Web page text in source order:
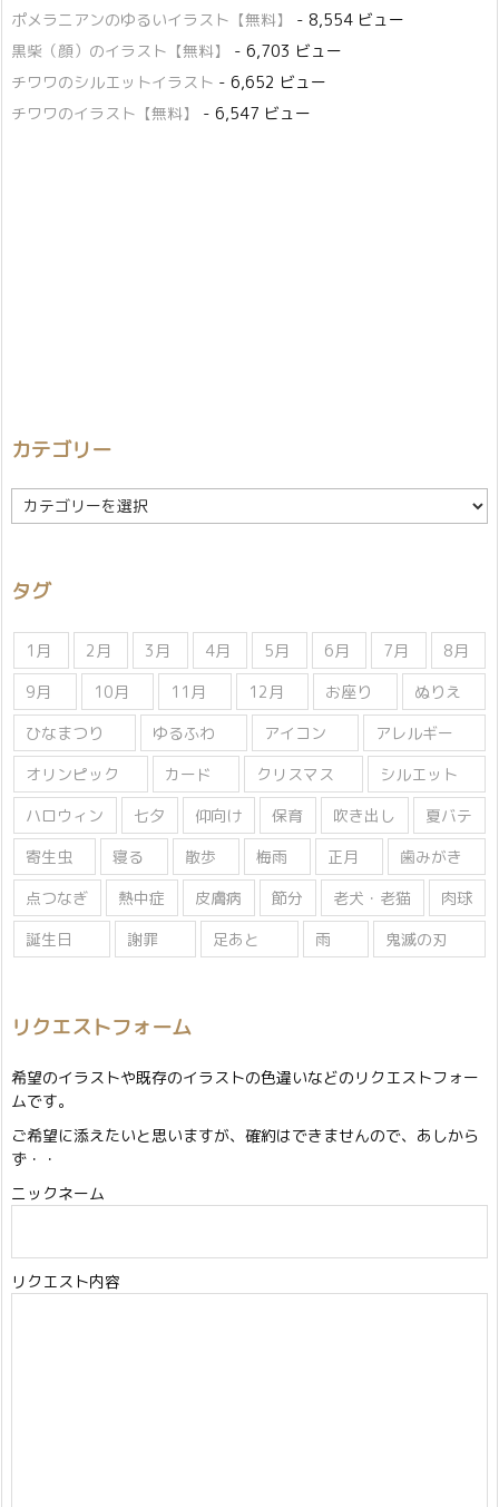
ポメラニアンのゆるいイラスト【無料】
- 8,554 ビュー
黒柴（顔）のイラスト【無料】
- 6,703 ビュー
チワワのシルエットイラスト - 6,652 ビュー
チワワのイラスト【無料】
- 6,547 ビュー
カテゴリー
カ
テ
ー
タグ
1月 2月 3月 4月 5月 6月 7月
8月
9月
10月 11月 12月 お座り
ぬりえ
ひなまつり
ゆるふわ アイコン
アレルギー
オリンピック
カード クリスマス
シルエット
ハロウィン
七夕 仰向け 保育 吹き出し
夏バテ
寄生虫
寝る 散歩 梅雨 正月
歯みがき
点つなぎ
熱中症 皮膚病 節分 老犬・老猫
肉球
誕生日
謝罪 足あと 雨 鬼滅の刃
リクエストフォーム
希望のイラストや既存のイラストの色違いなどのリクエストフォー
ムです。
ご希望に添えたいと思いますが、確約はできませんので、あしから
ず・・
ニックネーム
リクエスト内容